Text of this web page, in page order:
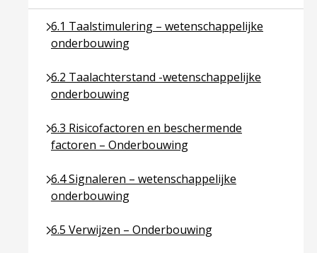
6.1 Taalstimulering – wetenschappelijke
onderbouwing
Ga naar pagina over 6.1 Taalstimulering –
6.2 Taalachterstand -wetenschappelijke
onderbouwing
Ga naar pagina over 6.2 Taalachterstand -
6.3 Risicofactoren en beschermende
factoren – Onderbouwing
Ga naar pagina over 6.3 Risicofactoren en
6.4 Signaleren – wetenschappelijke
onderbouwing
Ga naar pagina over 6.4 Signaleren –
6.5 Verwijzen – Onderbouwing
Ga naar pagina over 6.5 Verwijzen – Onderbouwing